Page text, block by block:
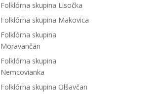
Folklórna skupina Lisočka
Folklórna skupina Makovica
Folklórna skupina
Moravančan
Folklórna skupina
Nemcovianka
Folklórna skupina Olšavčan